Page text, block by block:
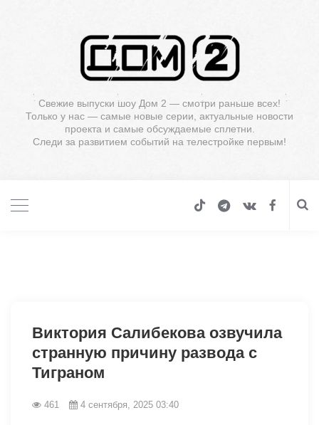
Свежие выпуски шоу Дом 2 — смотри раньше всех!
Только у нас — самые новые серии, актуальные новости
проекта и самые обсуждаемые сплетни.
Следи за развитием событий на телестройке первым!
Виктория Салибекова озвучила
странную причину развода с
Тиграном
461 4 сентября, 2025 03:40